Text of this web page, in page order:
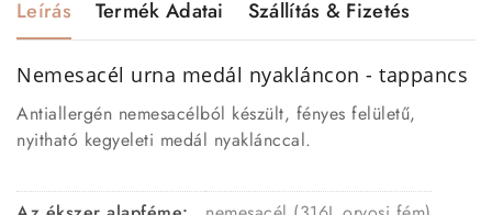
Leírás Termék Adatai Szállítás & Fizetés
Nemesacél urna medál nyakláncon - tappancs
Antiallergén nemesacélból készült, fényes felületű,
nyitható kegyeleti medál nyaklánccal.